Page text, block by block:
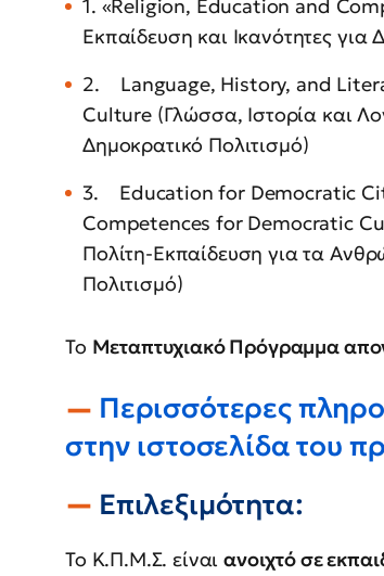
1. «Religion, Education and
Εκπαίδευση και Ικανότητες για
2. Language, History, and
Culture (Γλώσσα, Ιστορία και
Δημοκρατικό Πολιτισμό)
3. Education for Democratic
Competences for Democratic
Πολίτη-Εκπαίδευση για τα
Πολιτισμό)
Το Μεταπτυχιακό Πρόγραμμα
Περισσότερες
στην ιστοσελίδα του
Επιλεξιμότητα:
Το Κ.Π.Μ.Σ. είναιανοιχτό σε